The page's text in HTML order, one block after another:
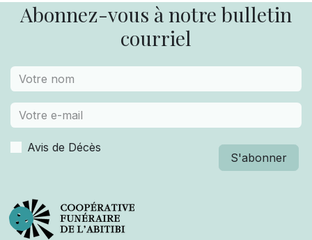
Abonnez-vous à notre bulletin
courriel
Avis de Décès
S'abonner